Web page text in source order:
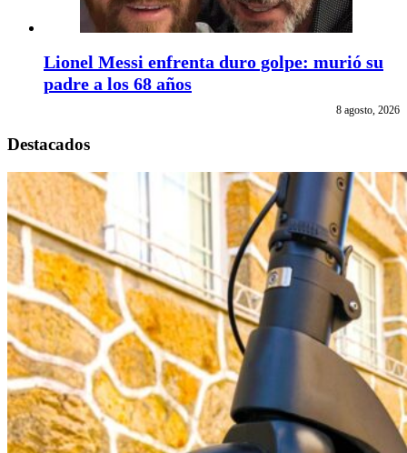
Lionel Messi enfrenta duro golpe: murió su
padre a los 68 años
8 agosto, 2026
Destacados